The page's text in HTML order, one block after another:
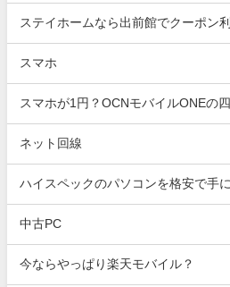
ステイホームなら出前館でクーポン
スマホ
スマホが1円？OCNモバイルONEの
ネット回線
ハイスペックのパソコンを格安で手
中古PC
今ならやっぱり楽天モバイル？